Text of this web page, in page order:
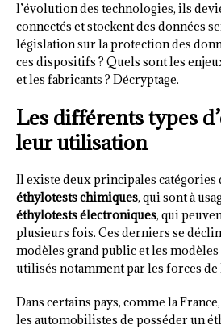
l’évolution des technologies, ils
connectés et stockent des données
législation sur la protection des
ces dispositifs ? Quels sont les
et les fabricants ? Décryptage.
Les différents types
leur utilisation
Il existe deux principales catégories
éthylotests chimiques, qui sont à
éthylotests électroniques, qui
plusieurs fois. Ces derniers se
modèles grand public et les
utilisés notamment par les forces de
Dans certains pays, comme la
les automobilistes de posséder un